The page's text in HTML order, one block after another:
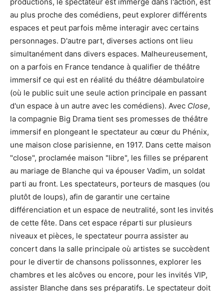
au plus proche des comédiens, peut explorer différents
espaces et peut parfois même interagir avec certains
personnages. D'autre part, diverses actions ont lieu
simultanément dans divers espaces. Malheureusement,
on a parfois en France tendance à qualifier de théâtre
immersif ce qui est en réalité du théâtre déambulatoire
(où le public suit une seule action principale en passant
d'un espace à un autre avec les comédiens). Avec Close,
la compagnie Big Drama tient ses promesses de théâtre
immersif en plongeant le spectateur au cœur du Phénix,
une maison close parisienne, en 1917. Dans cette maison
"close", proclamée maison "libre", les filles se préparent
au mariage de Blanche qui va épouser Vadim, un soldat
parti au front. Les spectateurs, porteurs de masques (ou
plutôt de loups), afin de garantir une certaine
différenciation et un espace de neutralité, sont les invités
de cette fête. Dans cet espace réparti sur plusieurs
niveaux et pièces, le spectateur pourra assister au
concert dans la salle principale où artistes se succèdent
pour le divertir de chansons polissonnes, explorer les
chambres et les alcôves ou encore, pour les invités VIP,
assister Blanche dans ses préparatifs. Le spectateur doit